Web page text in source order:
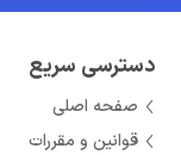
دسترسی سریع
صفحه اصلی
قوانین و مقررات